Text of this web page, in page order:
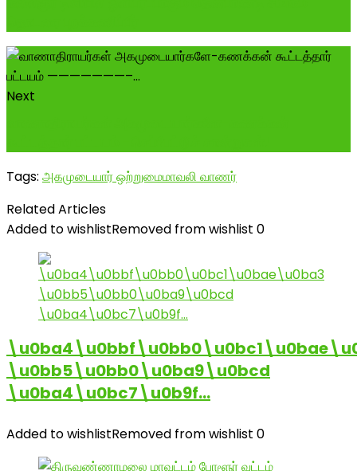
Next
Tags: அகமுடையார் ஒற்றுமைமாவலி வாணர்
Related Articles
Added to wishlistRemoved from wishlist 0
\u0bb5\u0bb0\u0ba9\u0bcd
\u0ba4\u0bc7\u0b9f…
Added to wishlistRemoved from wishlist 0